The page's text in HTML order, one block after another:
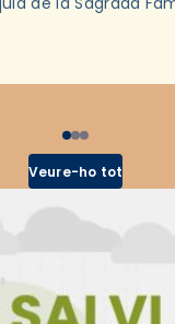
Veure-ho tot